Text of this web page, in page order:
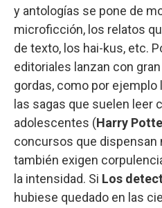
y antologías se pone de
microficción, los relatos
de texto, los hai-kus, etc.
editoriales lanzan con
gordas, como por ejemplo
las sagas que suelen leer
adolescentes (Harry
concursos que dispensan
también exigen
la intensidad. Si Los
hubiese quedado en las